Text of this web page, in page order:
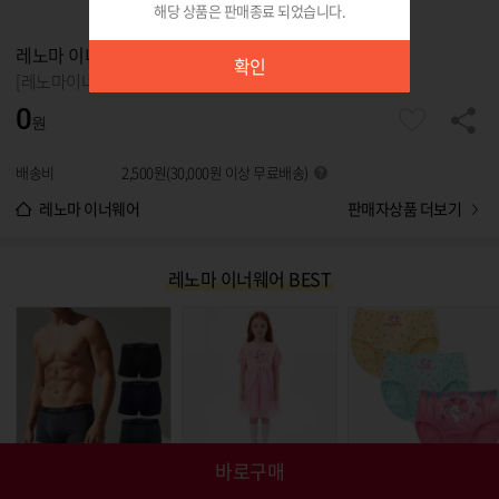
해당 상품은 판매종료 되었습니다.
확인